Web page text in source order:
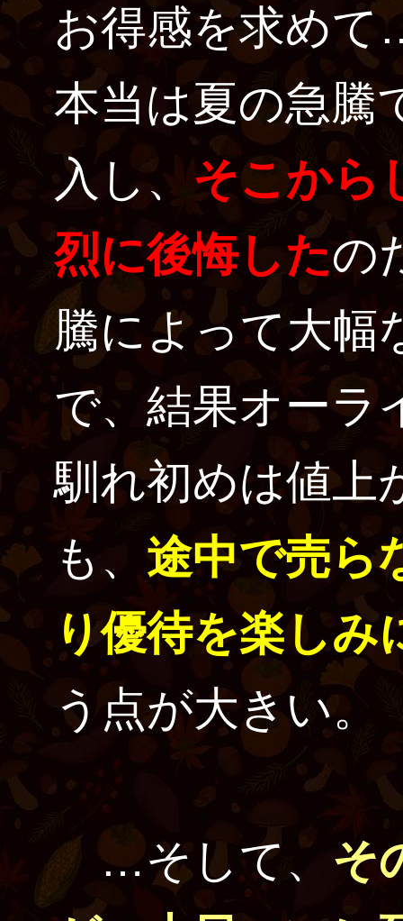
お得感を求め
本当は夏の急騰
入し、 そこから
烈に後悔したの
騰によって大幅
で、結果オーラ
馴れ初めは値上
も、 途中で売ら
り優待を楽しみ
う点が大きい。
…そして、 そ